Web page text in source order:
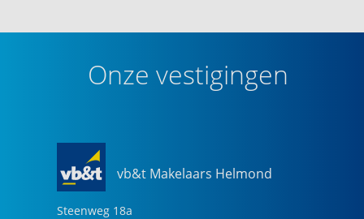
Onze vestigingen
vb&t Makelaars Helmond
Steenweg 18a